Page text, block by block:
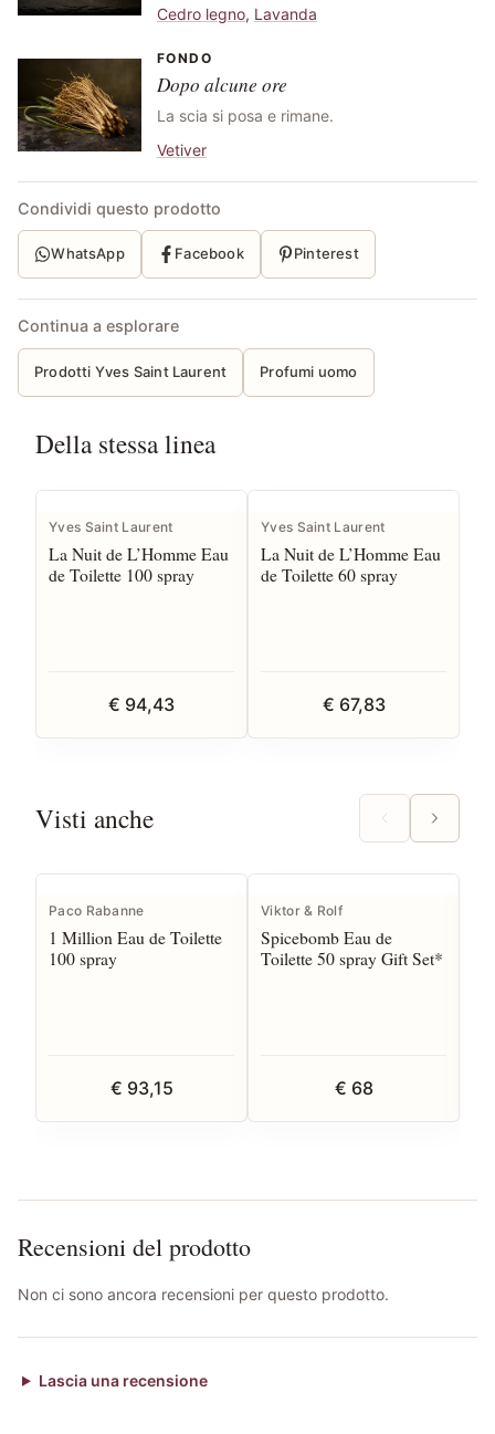
Cedro legno, Lavanda
FONDO
Dopo alcune ore
La scia si posa e rimane.
Vetiver
Condividi questo prodotto
WhatsApp Facebook Pinterest
Continua a esplorare
Prodotti Yves Saint Laurent Profumi uomo
Della stessa linea
Yves Saint Laurent
La Nuit de L’Homme Eau
de Toilette 100 spray
€ 94,43
Yves Saint Laurent
La Nuit de L’Homme Eau
de Toilette 60 spray
€ 67,83
Visti anche
Paco Rabanne
1 Million Eau de Toilette
100 spray
€ 93,15
Viktor & Rolf
Spicebomb Eau de
Toilette 50 spray Gift Set*
€ 68
Recensioni del prodotto
Non ci sono ancora recensioni per questo prodotto.
Lascia una recensione